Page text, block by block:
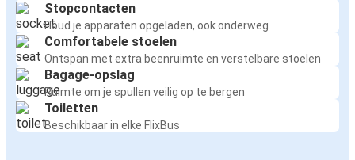
Stopcontacten
Houd je apparaten opgeladen, ook onderweg
Comfortabele stoelen
Ontspan met extra beenruimte en verstelbare stoelen
Bagage-opslag
Ruimte om je spullen veilig op te bergen
Toiletten
Beschikbaar in elke FlixBus